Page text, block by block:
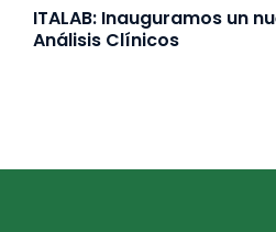
ITALAB: Inauguramos un
Análisis Clínicos